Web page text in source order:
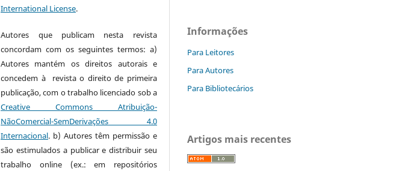
International License.
Autores que publicam nesta revista
concordam com os seguintes termos: a)
Autores mantém os direitos autorais e
concedem à revista o direito de primeira
publicação, com o trabalho licenciado sob a
Creative Commons Atribuição-
NãoComercial-SemDerivações 4.0
Internacional. b) Autores têm permissão e
são estimulados a publicar e distribuir seu
trabalho online (ex.: em repositórios
Informações
Para Leitores
Para Autores
Para Bibliotecários
Artigos mais recentes